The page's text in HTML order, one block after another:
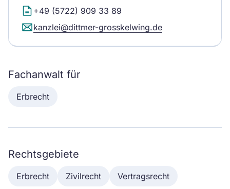
+49 (5722) 909 33 89
kanzlei@dittmer-grosskelwing.de
Fachanwalt für
Erbrecht
Rechtsgebiete
Erbrecht Zivilrecht Vertragsrecht